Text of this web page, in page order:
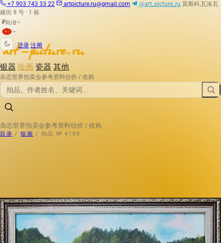
+7 903 743 33 22 artpicture.ru@gmail.com @art_picture_ru 莫斯科,瓦洛瓦
娅街 8 号 · 1 栋
₽RUB
登录 注册
银器 绘画 瓷器 其他
杂志世界拍卖会参考资料估价 / 收购
杂志世界拍卖会参考资料估价 / 收购
目录 / 绘画 / 拍品 № 4109